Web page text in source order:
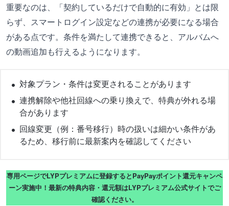
重要なのは、「契約しているだけで自動的に有効」とは限
らず、スマートログイン設定などの連携が必要になる場合
がある点です。条件を満たして連携できると、アルバムへ
の動画追加も行えるようになります。
対象プラン・条件は変更されることがあります
連携解除や他社回線への乗り換えで、特典が外れる場
合があります
回線変更（例：番号移行）時の扱いは細かい条件があ
るため、移行前に最新案内を確認してください
専用ページでLYPプレミアムに登録するとPayPayポイント還元キャンペ
ーン実施中！最新の特典内容・還元額はLYPプレミアム公式サイトでご
確認ください。